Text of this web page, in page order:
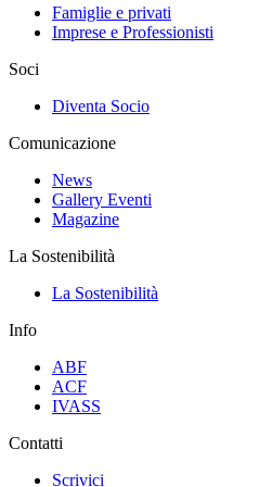
Famiglie e privati
Imprese e Professionisti
Soci
Diventa Socio
Comunicazione
News
Gallery Eventi
Magazine
La Sostenibilità
La Sostenibilità
Info
ABF
ACF
IVASS
Contatti
Scrivici